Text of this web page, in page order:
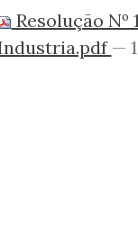
Resolução Nº
—